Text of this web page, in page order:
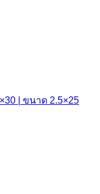
| ขนาด 2.5×25